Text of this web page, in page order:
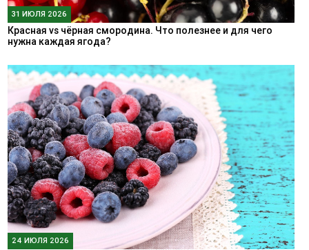
31 ИЮЛЯ 2026
Красная vs чёрная смородина. Что полезнее и для чего
нужна каждая ягода?
24 ИЮЛЯ 2026